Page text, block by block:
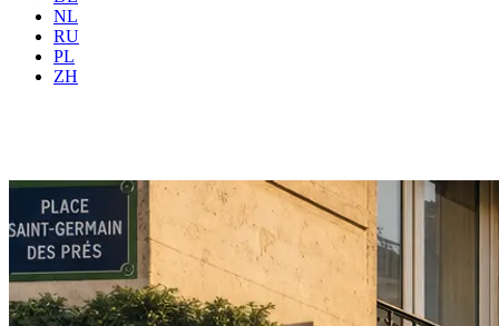
NL
RU
PL
ZH
Dove Tutte